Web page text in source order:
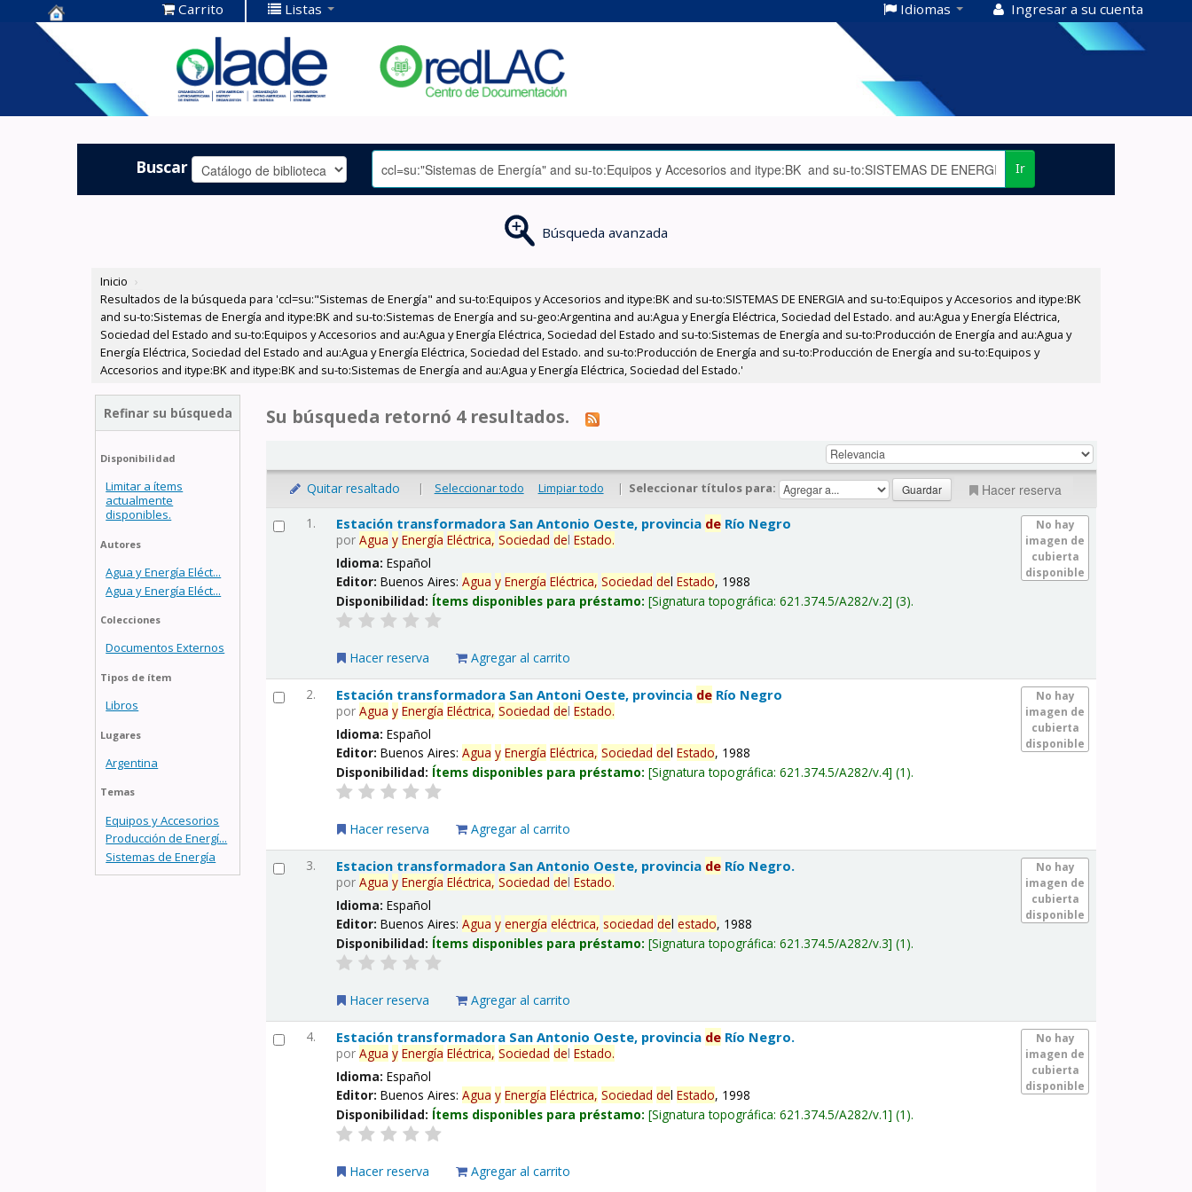
Centro de
Documentación
OLADE -
Carrito Listas Idiomas Ingresar a su cuenta
Buscar Ir
Búsqueda avanzada
Inicio ›
Resultados de la búsqueda para 'ccl=su:"Sistemas de Energía" and su-to:Equipos y Accesorios and itype:BK and su-to:SISTEMAS DE ENERGIA and su-to:Equipos y Accesorios and itype:BK
and su-to:Sistemas de Energía and itype:BK and su-to:Sistemas de Energía and su-geo:Argentina and au:Agua y Energía Eléctrica, Sociedad del Estado. and au:Agua y Energía Eléctrica,
Sociedad del Estado and su-to:Equipos y Accesorios and au:Agua y Energía Eléctrica, Sociedad del Estado and su-to:Sistemas de Energía and su-to:Producción de Energía and au:Agua y
Energía Eléctrica, Sociedad del Estado and au:Agua y Energía Eléctrica, Sociedad del Estado. and su-to:Producción de Energía and su-to:Producción de Energía and su-to:Equipos y
Accesorios and itype:BK and itype:BK and su-to:Sistemas de Energía and au:Agua y Energía Eléctrica, Sociedad del Estado.'
Refinar su búsqueda
Disponibilidad
Limitar a ítems
actualmente
disponibles.
Autores
Agua y Energía Eléct...
Agua y Energía Eléct...
Colecciones
Documentos Externos
Tipos de ítem
Libros
Lugares
Argentina
Temas
Equipos y Accesorios
Producción de Energí...
Sistemas de Energía
Su búsqueda retornó 4 resultados.
Quitar resaltado | Seleccionar todo Limpiar todo | Seleccionar títulos para: Hacer reserva
1.
No hay
imagen de
cubierta
disponible
Estación transformadora San Antonio Oeste, provincia de Río Negro
porAgua y Energía Eléctrica, Sociedad delEstado.
Idioma:Español
Editor:Buenos Aires:Agua y Energía Eléctrica, Sociedad delEstado, 1988
Disponibilidad: Ítems disponibles para préstamo: Signatura topográfica:621.374.5/A282/v.2 (3).
Hacer reserva Agregar al carrito
2.
No hay
imagen de
cubierta
disponible
Estación transformadora San Antoni Oeste, provincia de Río Negro
porAgua y Energía Eléctrica, Sociedad delEstado.
Idioma:Español
Editor:Buenos Aires:Agua y Energía Eléctrica, Sociedad delEstado, 1988
Disponibilidad: Ítems disponibles para préstamo: Signatura topográfica:621.374.5/A282/v.4 (1).
Hacer reserva Agregar al carrito
3.
No hay
imagen de
cubierta
disponible
Estacion transformadora San Antonio Oeste, provincia de Río Negro.
porAgua y Energía Eléctrica, Sociedad delEstado.
Idioma:Español
Editor:Buenos Aires:Agua y energía eléctrica, sociedad delestado, 1988
Disponibilidad: Ítems disponibles para préstamo: Signatura topográfica:621.374.5/A282/v.3 (1).
Hacer reserva Agregar al carrito
4.
No hay
imagen de
cubierta
disponible
Estación transformadora San Antonio Oeste, provincia de Río Negro.
porAgua y Energía Eléctrica, Sociedad delEstado.
Idioma:Español
Editor:Buenos Aires:Agua y Energía Eléctrica, Sociedad delEstado, 1998
Disponibilidad: Ítems disponibles para préstamo: Signatura topográfica:621.374.5/A282/v.1 (1).
Hacer reserva Agregar al carrito